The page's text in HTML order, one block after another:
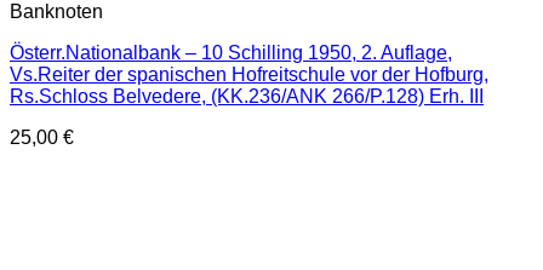
Banknoten
Österr.Nationalbank – 10 Schilling 1950, 2. Auflage,
Vs.Reiter der spanischen Hofreitschule vor der Hofburg,
Rs.Schloss Belvedere, (KK.236/ANK 266/P.128) Erh. III
25,00 €